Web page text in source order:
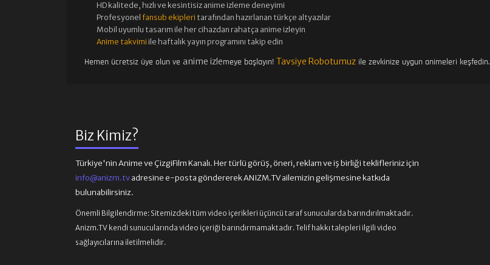
HD kalitede, hızlı ve kesintisiz anime izleme deneyimi
Profesyonel fansub ekipleri tarafından hazırlanan türkçe altyazılar
Mobil uyumlu tasarım ile her cihazdan rahatça anime izleyin
Anime takvimi ile haftalık yayın programını takip edin
Hemen ücretsiz üye olun ve anime izlemeye başlayın! Tavsiye Robotumuzile zevkinize uygun animeleri keşfedin.
Biz Kimiz?
Türkiye'nin Anime ve ÇizgiFilm Kanalı. Her türlü görüş, öneri, reklam ve iş birliği teklifleriniz için
info@anizm.tvadresine e-posta göndererek ANIZM.TV ailemizin gelişmesine katkıda
bulunabilirsiniz.
Önemli Bilgilendirme:Sitemizdeki tüm video içerikleri üçüncü taraf sunucularda barındırılmaktadır.
Anizm.TV kendi sunucularında video içeriği barındırmamaktadır. Telif hakkı talepleri ilgili video
sağlayıcılarına iletilmelidir.